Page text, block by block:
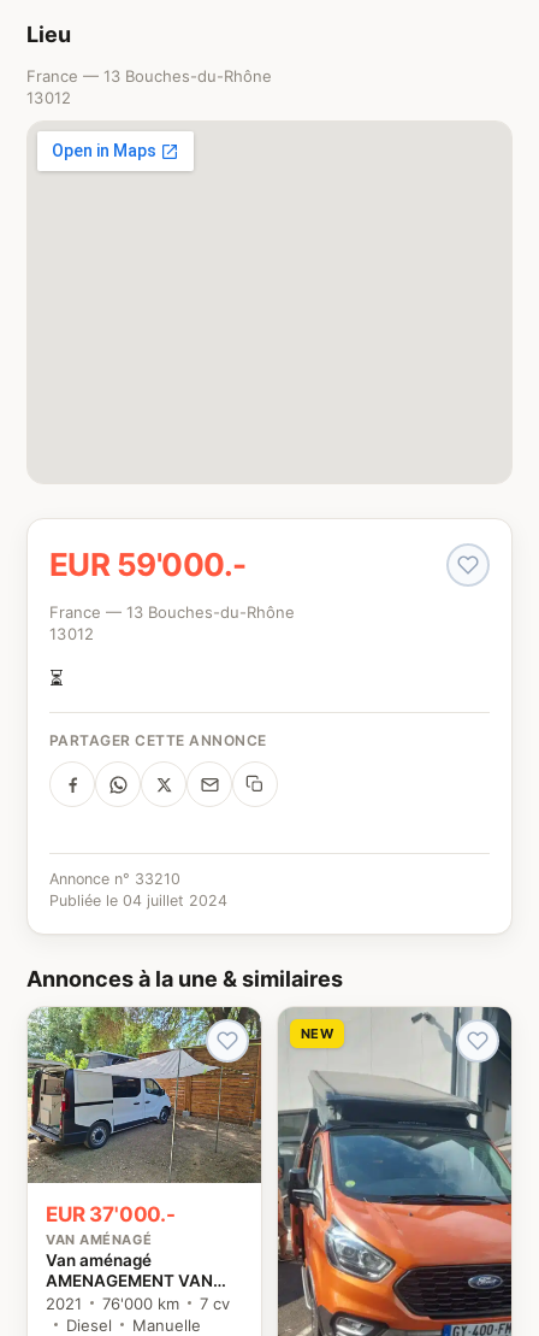
Lieu
France — 13 Bouches-du-Rhône
13012
EUR 59'000.-
France — 13 Bouches-du-Rhône
13012
⏳
PARTAGER CETTE ANNONCE
Annonce n° 33210
Publiée le 04 juillet 2024
Annonces à la une & similaires
EUR 37'000.-
VAN AMÉNAGÉ
Van aménagé
AMENAGEMENT VAN
MANIA KIT NORD
TRAFIC 3 Renault
2021 76'000 km
7 cv
Diesel
Manuelle
NEW